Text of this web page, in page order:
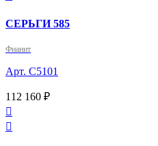
СЕРЬГИ 585
Фианит
Арт. С5101
112 160 ₽

